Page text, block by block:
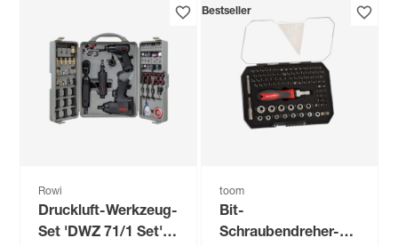
Rowi
Druckluft-Werkzeug-
Set 'DWZ 71/1 Set'
Bestseller
toom
Bit-
Schraubendreher-